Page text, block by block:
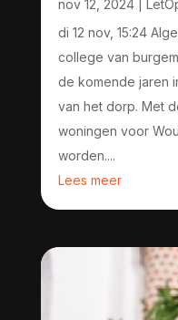
nov 12, 2024|
di 12 nov, 15:24
college van
de komende jaren
van het dorp. Met
woningen voor
worden....
Lees meer